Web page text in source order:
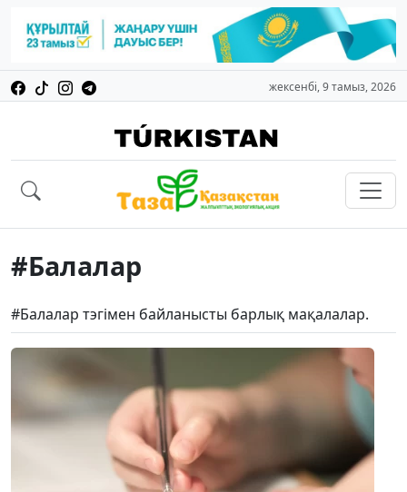
жексенбі, 9 тамыз, 2026
#Балалар
#Балалар тэгімен байланысты барлық мақалалар.